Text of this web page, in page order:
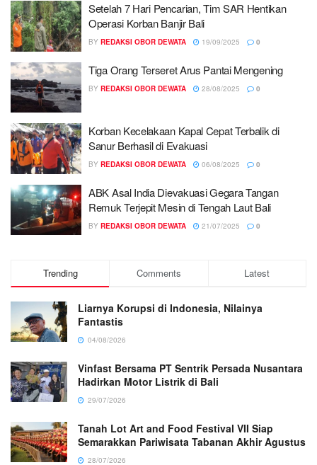
Setelah 7 Hari Pencarian, Tim SAR Hentikan
Operasi Korban Banjir Bali
BY REDAKSI OBOR DEWATA 19/09/2025 0
Tiga Orang Terseret Arus Pantai Mengening
BY REDAKSI OBOR DEWATA 28/08/2025 0
Korban Kecelakaan Kapal Cepat Terbalik di
Sanur Berhasil di Evakuasi
BY REDAKSI OBOR DEWATA 06/08/2025 0
ABK Asal India Dievakuasi Gegara Tangan
Remuk Terjepit Mesin di Tengah Laut Bali
BY REDAKSI OBOR DEWATA 21/07/2025 0
Trending Comments Latest
Liarnya Korupsi di Indonesia, Nilainya
Fantastis
04/08/2026
Vinfast Bersama PT Sentrik Persada Nusantara
Hadirkan Motor Listrik di Bali
29/07/2026
Tanah Lot Art and Food Festival VII Siap
Semarakkan Pariwisata Tabanan Akhir Agustus
28/07/2026